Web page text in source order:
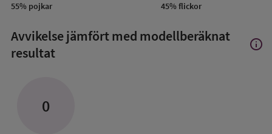
55% pojkar 45%flickor
Avvikelse jämfört med modellberäknat
resultat
Visa
info
0